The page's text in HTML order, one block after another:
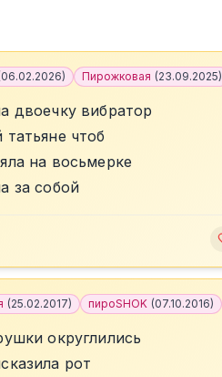
06.02.2026) Пирожковая (23.09.2025)
двоечку вибратор
татьяне чтоб
на восьмерке
за собой
(25.02.2017) пироSHOK (07.10.2016)
округлились
рот